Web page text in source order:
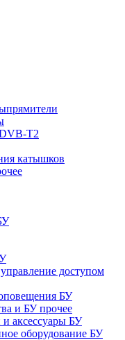
T2
катышков
доступом
БУ
и БУ прочее
аксессуары БУ
оборудование БУ